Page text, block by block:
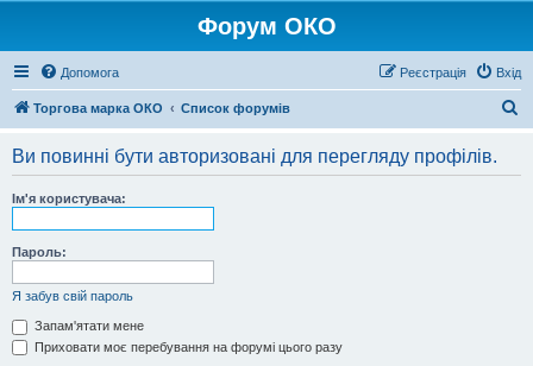
Форум ОКО
Допомога Вхід
Реєстрація
Торгова марка ОКО Список форумів
Ви повинні бути авторизовані для перегляду профілів.
Ім'я користувача:
Пароль:
Я забув свій пароль
Запам'ятати мене
Приховати моє перебування на форумі цього разу